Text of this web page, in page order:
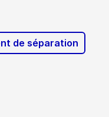
de séparation